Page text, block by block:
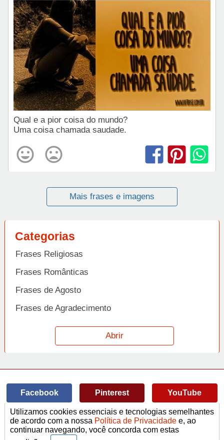
Qual e a pior coisa do mundo?
Uma coisa chamada saudade.
Mais frases e imagens
Categorias
Frases Religiosas
Frases Românticas
Frases de Agosto
Frases de Agradecimento
Frases de Amizade
Frases de Amor
Frases de Arrependimento
Frases de Atitude
Frases de Azar
Abrir
Facebook Pinterest YouTube
© Copyright 2014-2022A Frase.
Termos de Uso / Privacidade
Frases
Vídeos
Utilizamos cookies essenciais e tecnologias semelhantes
de acordo com a nossa Política de Privacidade e, ao
continuar navegando, você concorda com estas